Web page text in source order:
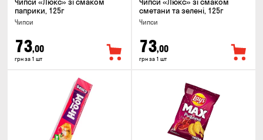
паприки, 125г
Чипси
73,00
грн за 1 шт
сметани та зелені, 125г
Чипси
73,00
грн за 1 шт